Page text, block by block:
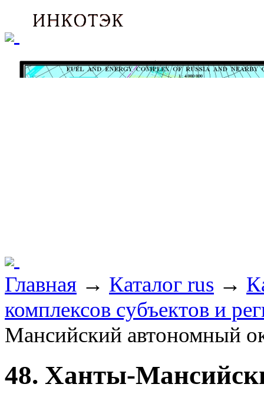
Главная → Каталог rus →
комплексов субъектов и
Мансийский автономный
48. Ханты-